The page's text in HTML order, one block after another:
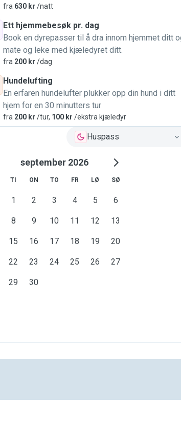
fra 630 kr /natt
Ett hjemmebesøk pr. dag
Book en dyrepasser til å dra innom hjemmet ditt
mate og leke med kjæledyret ditt.
fra 200 kr /dag
Hundelufting
En erfaren hundelufter plukker opp din hund i ditt
hjem for en 30 minutters tur
fra 200 kr /tur, 100 kr /ekstra kjæledyr
Huspass
september 2026
TI ON TO FR LØ SØ
1 2 3 4 5 6
8 9 10 11 12 13
15 16 17 18 19 20
22 23 24 25 26 27
29 30